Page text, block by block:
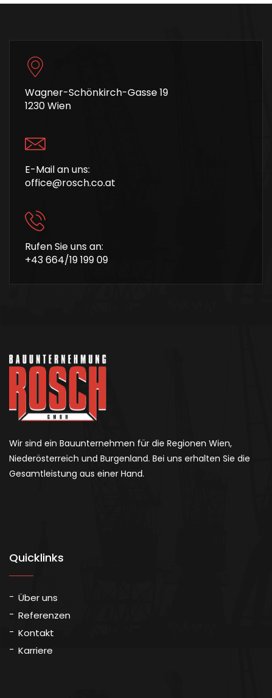
Wagner-Schönkirch-Gasse 19
1230 Wien
E-Mail an uns:
office@rosch.co.at
Rufen Sie uns an:
+43 664/19 199 09
Wir sind ein Bauunternehmen für die Regionen Wien,
Niederösterreich und Burgenland. Bei uns erhalten Sie die
Gesamtleistung aus einer Hand.
Quicklinks
Über uns
Referenzen
Kontakt
Karriere